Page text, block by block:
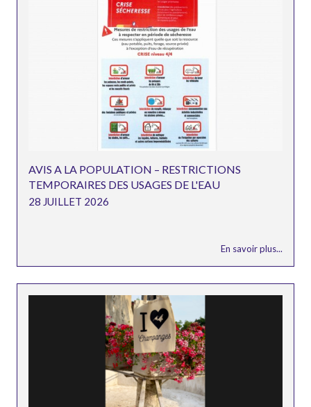
AVIS A LA POPULATION – RESTRICTIONS
TEMPORAIRES DES USAGES DE L'EAU
28 JUILLET 2026
En savoir plus...